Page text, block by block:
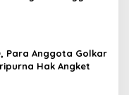
Para Anggota Golkar
Hak Angket